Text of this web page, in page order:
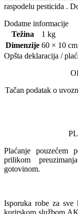
raspodelu pesticida .
Dodatne informacije
Težina
1 kg
Dimenzije 60 × 10 cm
Opšta deklaracija /
Tačan podatak o
Plaćanje pouzećem
prilikom
gotovinom.
Isporuka robe za
kurirskom službom